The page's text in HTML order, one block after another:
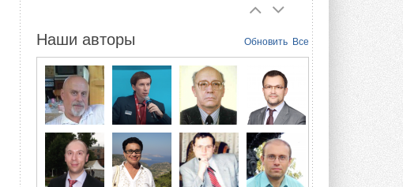
солнечной генерацией и
накопителем снижают
потребление на 60%
Исследователи из Италии установили ...
ВЧЕРА
«РУСКЛИМАТ Fest 2026» в Уфе
собрал свыше 700 профи
климатической отрасли
Организатором выступил торгово-
производственный холдинг ...
3 АВГУСТА 2026
Обновить Все
Наши авторы